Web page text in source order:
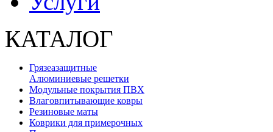
КАТАЛОГ
Грязеазащитные
Алюминиевые решетки
Модульные покрытия ПВХ
Влаговпитывающие ковры
Резиновые маты
Коврики для примерочных